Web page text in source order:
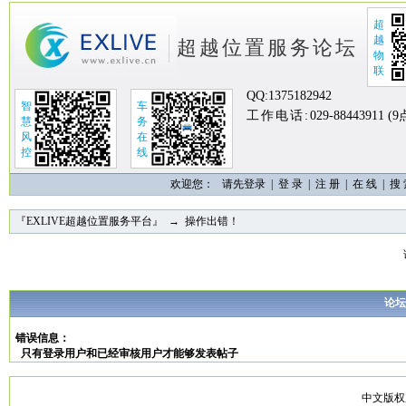
超越位置服务论坛
超
越
物
联
智
慧
风
控
车
务
在
线
QQ:1375182942
工作电话: 029-88443911 (9
欢迎您： 请先登录 | 登 录 注 册 在 线 搜
『EXLIVE超越位置服务平台』 → 操作出错！
论
错误信息：
只有登录用户和已经审核用户才能够发表帖子
中文版